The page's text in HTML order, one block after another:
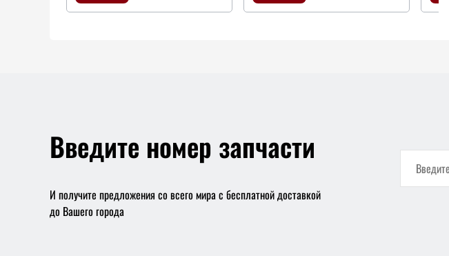
Введите номер запчасти
И получите предложения со всего мира с бесплатной доставкой
до Вашего города